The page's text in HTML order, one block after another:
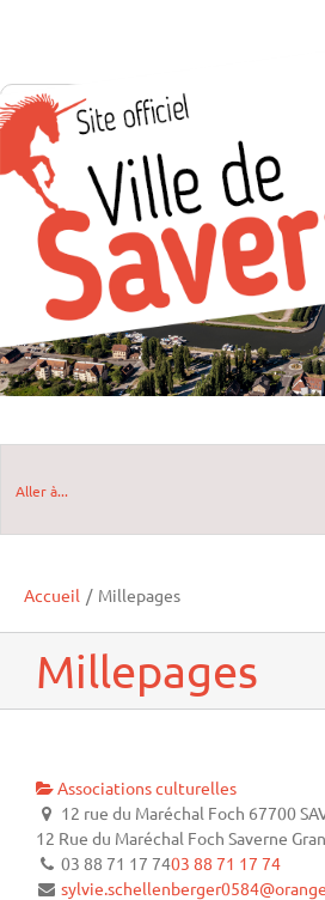
Aller à...
Accueil / Millepages
Millepages
Associations culturelles
12 rue du Maréchal Foch 67700
12 Rue du Maréchal Foch Saverne
03 88 71 17 7403 88 71 17 74